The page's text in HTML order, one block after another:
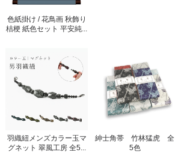
色紙掛け / 花鳥画 秋飾り
桔梗 紙色セット 平安純...
羽織紐メンズカラー玉マ
グネット 翠風工房 全5...
紳士角帯 竹林猛虎 全
5色